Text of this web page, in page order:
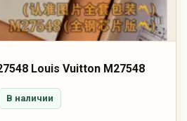
Louis Vuitton M27548
В наличии